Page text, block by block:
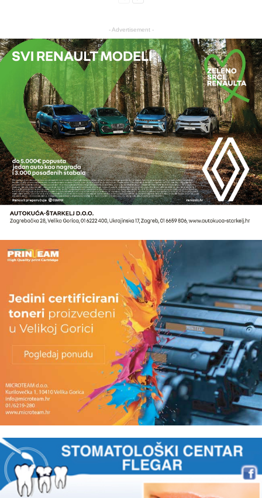
- Advertisement -